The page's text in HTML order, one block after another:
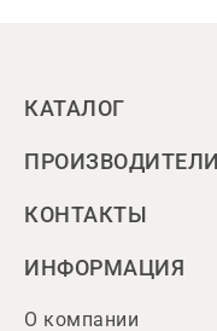
КАТАЛОГ
ПРОИЗВОДИТЕЛИ
КОНТАКТЫ
ИНФОРМАЦИЯ
О компании